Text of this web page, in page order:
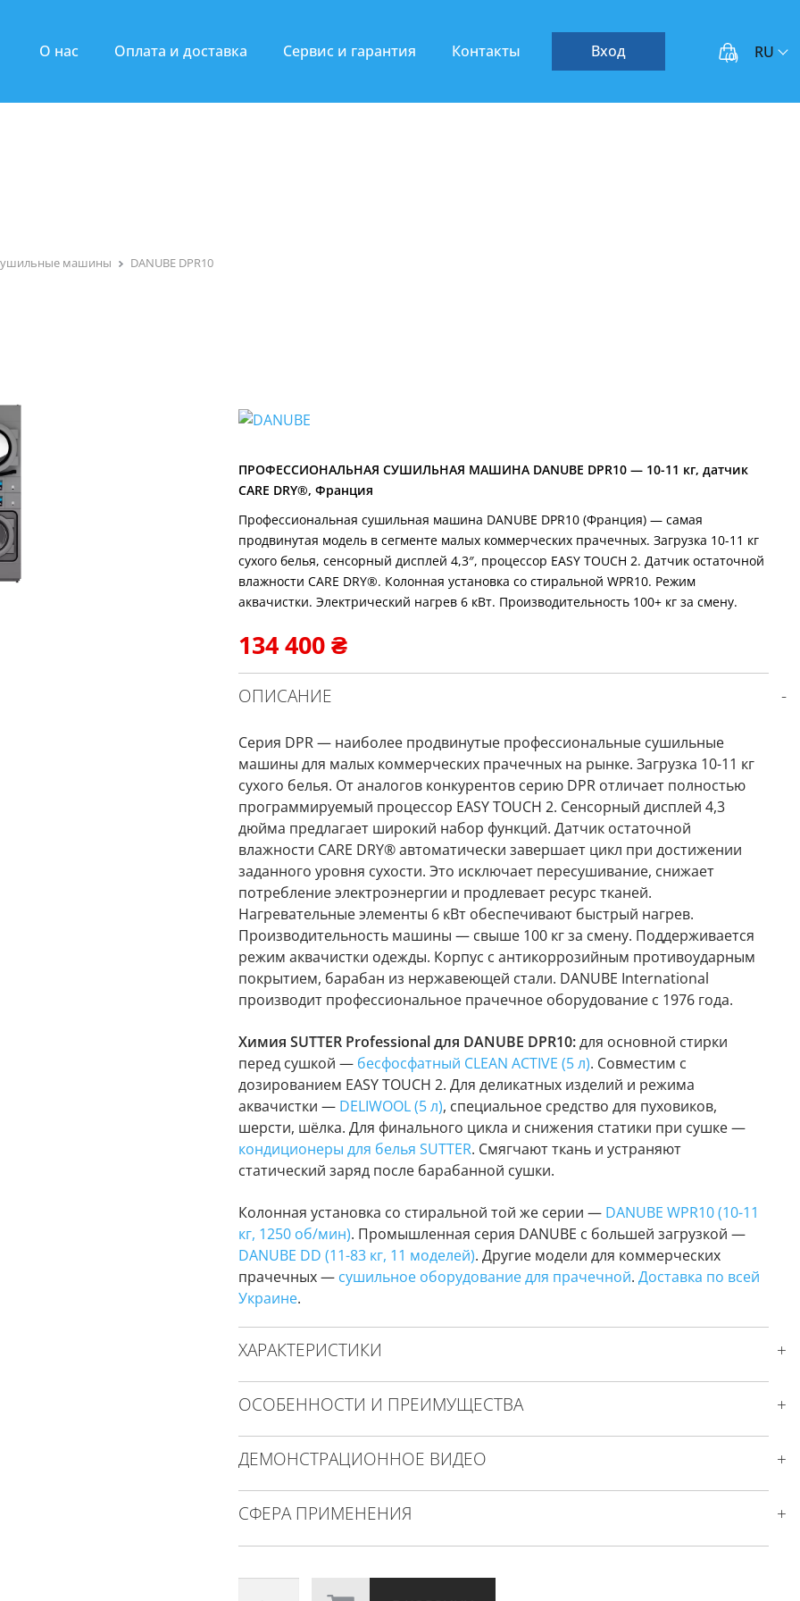
О нас Оплата и доставка Сервис и гарантия Контакты Вход (0) RU
машины DANUBE DPR10
134 400₴
ПРОФЕССИОНАЛЬНАЯ СУШИЛЬНАЯ МАШИНА DANUBE DPR10 — 10-11 кг, датчик
CARE DRY®, Франция
Профессиональная сушильная машина DANUBE DPR10 (Франция) — самая
продвинутая модель в сегменте малых коммерческих прачечных. Загрузка 10-11 кг
сухого белья, сенсорный дисплей 4,3″, процессор EASY TOUCH 2. Датчик остаточной
влажности CARE DRY®. Колонная установка со стиральной WPR10. Режим
аквачистки. Электрический нагрев 6 кВт. Производительность 100+ кг за смену.
ОПИСАНИЕ
Серия DPR — наиболее продвинутые профессиональные сушильные
машины для малых коммерческих прачечных на рынке. Загрузка 10-11 кг
сухого белья. От аналогов конкурентов серию DPR отличает полностью
программируемый процессор EASY TOUCH 2. Сенсорный дисплей 4,3
дюйма предлагает широкий набор функций. Датчик остаточной
влажности CARE DRY® автоматически завершает цикл при достижении
заданного уровня сухости. Это исключает пересушивание, снижает
потребление электроэнергии и продлевает ресурс тканей.
Нагревательные элементы 6 кВт обеспечивают быстрый нагрев.
Производительность машины — свыше 100 кг за смену. Поддерживается
режим аквачистки одежды. Корпус с антикоррозийным противоударным
покрытием, барабан из нержавеющей стали. DANUBE International
производит профессиональное прачечное оборудование с 1976 года.
Химия SUTTER Professional для DANUBE DPR10:для основной стирки
перед сушкой — бесфосфатный CLEAN ACTIVE (5 л). Совместим с
дозированием EASY TOUCH 2. Для деликатных изделий и режима
аквачистки — DELIWOOL (5 л), специальное средство для пуховиков,
шерсти, шёлка. Для финального цикла и снижения статики при сушке —
кондиционеры для белья SUTTER. Смягчают ткань и устраняют
статический заряд после барабанной сушки.
Колонная установка со стиральной той же серии — DANUBE WPR10 (10-11
кг, 1250 об/мин). Промышленная серия DANUBE с большей загрузкой —
DANUBE DD (11-83 кг, 11 моделей). Другие модели для коммерческих
прачечных — сушильное оборудование для прачечной. Доставка по всей
Украине.
ХАРАКТЕРИСТИКИ
ОСОБЕННОСТИ И ПРЕИМУЩЕСТВА
ДЕМОНСТРАЦИОННОЕ ВИДЕО
СФЕРА ПРИМЕНЕНИЯ